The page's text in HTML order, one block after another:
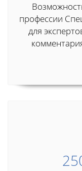
профессии
для